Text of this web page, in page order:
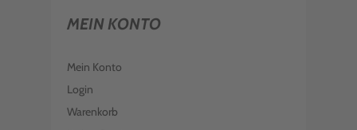
MEIN KONTO
Mein Konto
Login
Warenkorb